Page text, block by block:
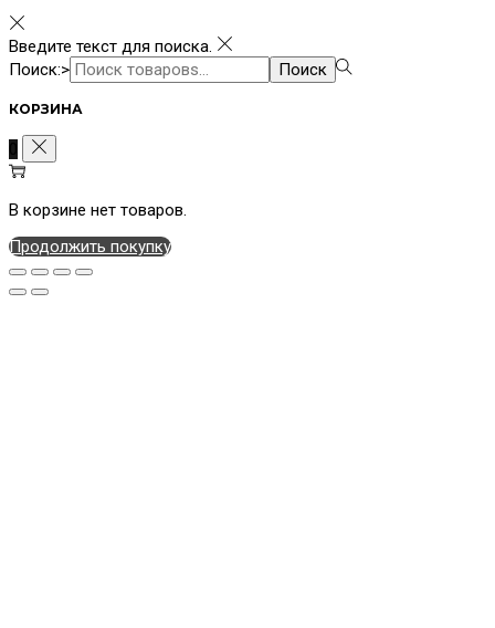
Введите текст для поиска.
Поиск:>
Поиск
КОРЗИНА
В корзине нет товаров.
Продолжить покупку